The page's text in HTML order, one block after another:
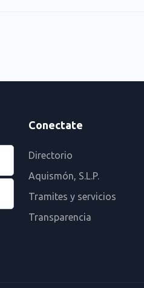
Conectate
Directorio
Aquismón, S.L.P.
Tramites y servicios
Transparencia